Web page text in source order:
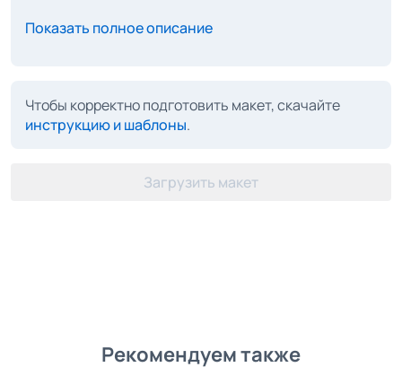
Показать полное описание
Чтобы корректно подготовить макет, скачайте
инструкцию и шаблоны.
Загрузить макет
Рекомендуем также